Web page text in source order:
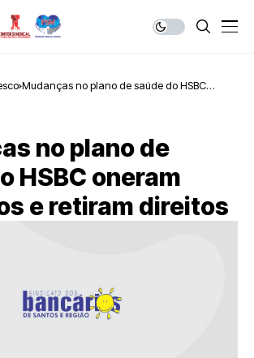
Mudanças no plano de saúde do HSBC
no plano de
HSBC oneram
e retiram direitos